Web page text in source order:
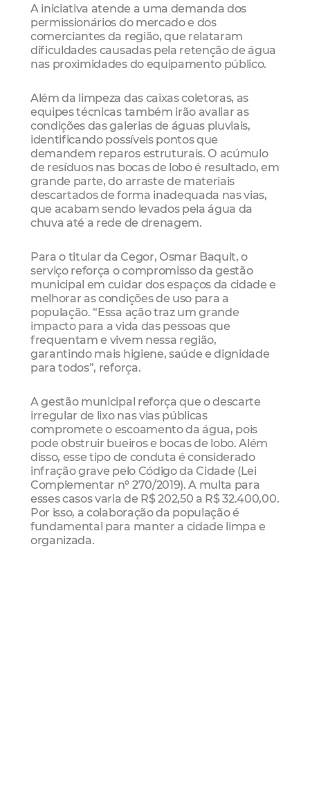
A iniciativa atende a uma demanda dos
permissionários do mercado e dos
comerciantes da região, que relataram
dificuldades causadas pela retenção de água
nas proximidades do equipamento público.
Além da limpeza das caixas coletoras, as
equipes técnicas também irão avaliar as
condições das galerias de águas pluviais,
identificando possíveis pontos que
demandem reparos estruturais. O acúmulo
de resíduos nas bocas de lobo é resultado, em
grande parte, do arraste de materiais
descartados de forma inadequada nas vias,
que acabam sendo levados pela água da
chuva até a rede de drenagem.
Para o titular da Cegor, Osmar Baquit, o
serviço reforça o compromisso da gestão
municipal em cuidar dos espaços da cidade e
melhorar as condições de uso para a
população. “Essa ação traz um grande
impacto para a vida das pessoas que
frequentam e vivem nessa região,
garantindo mais higiene, saúde e dignidade
para todos”, reforça.
A gestão municipal reforça que o descarte
irregular de lixo nas vias públicas
compromete o escoamento da água, pois
pode obstruir bueiros e bocas de lobo. Além
disso, esse tipo de conduta é considerado
infração grave pelo Código da Cidade (Lei
Complementar nº 270/2019). A multa para
esses casos varia de R$ 202,50 a R$ 32.400,00.
Por isso, a colaboração da população é
fundamental para manter a cidade limpa e
organizada.